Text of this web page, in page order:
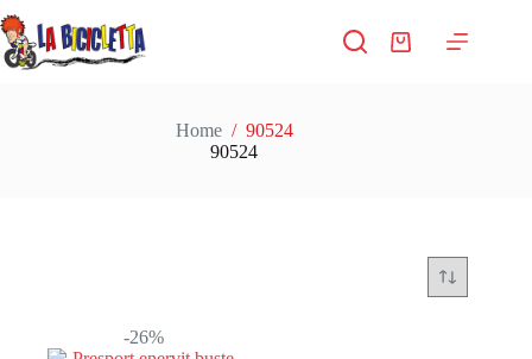
al
contenuto
Carrello
Home / 90524
90524
-26%